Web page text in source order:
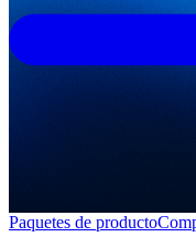
Paquetes de producto